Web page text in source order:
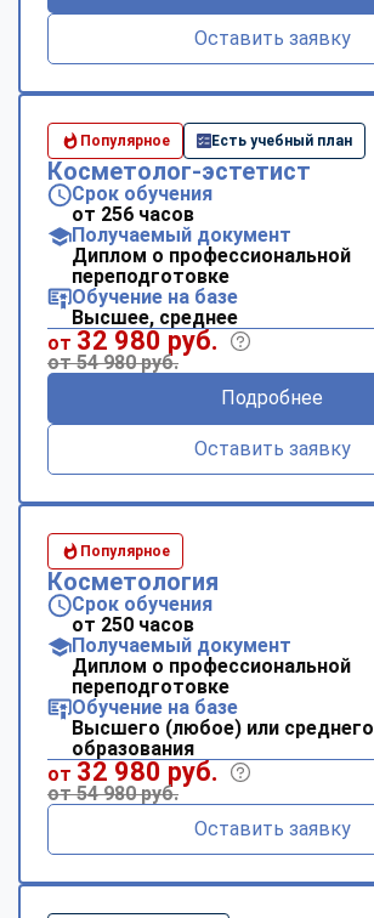
Оставить заявку
Популярное Есть учебный план
Косметолог-эстетист
Срок обучения
от 256 часов
Получаемый документ
Диплом о профессиональной
переподготовке
Обучение на базе
Высшее, среднее
от 32 980 руб.
от 54 980 руб.
Подробнее
Оставить заявку
Популярное
Косметология
Срок обучения
от 250 часов
Получаемый документ
Диплом о профессиональной
переподготовке
Обучение на базе
Высшего (любое) или среднего
образования
от 32 980 руб.
от 54 980 руб.
Оставить заявку